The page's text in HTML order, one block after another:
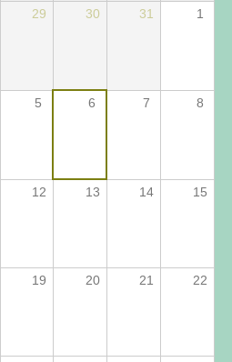
29 30 31 1
5 6 7 8
12 13 14 15
19 20 21 22